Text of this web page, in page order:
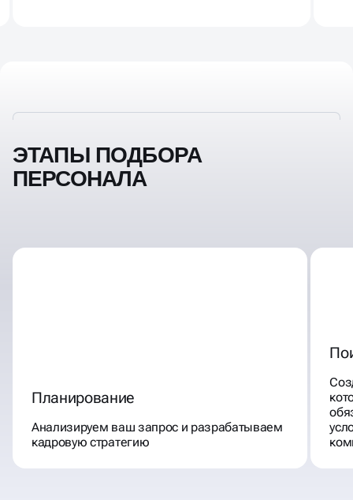
ЭТАПЫ ПОДБОРА
ПЕРСОНАЛА
Планирование
Анализируем ваш запрос и разрабатываем
кадровую стратегию